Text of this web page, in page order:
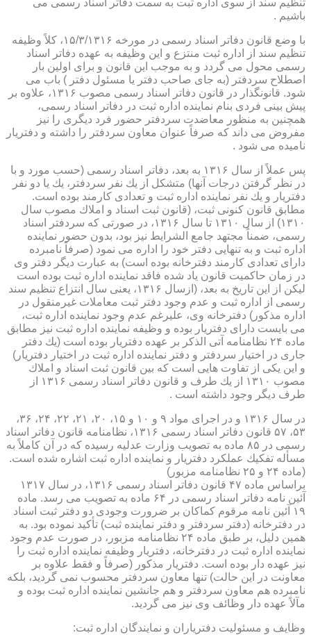
تنظیم سند از سوی اداره ثبت به سمت دفاتر اسناد رسمی می
باشیم .
با وضع قانون دفاتر اسناد رسمی در مورخه ۱۵/۳/۱۳۱۶، كلاً وظیفه
تنظیم سند از اداره ثبت منتزع و این وظیفه به عهده دفاتر اسناد
رسمی محول می گردد و به موجب این قانون و برای اولین بار
اصطلاح سردفتر (به جای صاحب دفتر یا مسئول دفتر ) باب می
شود. قانونگذار در قانون دفاتر اسناد رسمی مصوب ۱۳۱۶، علاوه بر
پیش بینی فردی بنام نماینده اداره ثبت در دفاتر اسناد رسمی،
همچنین به منظور معاضدت سردفتر حضور فرد دیگری را نیز
مفروض می داند كه صرفاً عنوان معاون سردفتر را داشته و دفتریار
نامیده می شود .
پس عملاً از سال ۱۳۱۶ به بعد، دفاتر اسناد رسمی (حسب مورد و با
در نظر گرفتن درجات آنها) متشكل از یك نفر سردفتر، یك یا دو نفر
دفتریار و یك نفر نماینده اداره ثبت و تعدادی كارمند بوده است.
مطابق قانون كنونی ثبت، (قانون ثبت اسناد و املاك مصوب سال
۱۳۱۰) از سال ۱۳۱۰ تا سال ۱۳۱۶، در صورتی كه سردفتر اسناد
رسمی، ضمناً مجتهد جامع الشرایط نیز بود، بدون حضور نماینده
اداره ثبت و به تنهایی دفتر خود را اداره می نمود (صرفاً نامبرده
دارای تعدادی كارمند دفترخانه بوده است) به عبارت دیگر دفتر وی
در زمان حاكمیت قانون یاد شده فاقد نماینده اداره ثبت بوده است
لیكن از این تاریخ به بعد، (ازسال ۱۳۱۶، یعنی سال انتزاع تنظیم سند
رسمی از اداره ثبت و عدم وجود دفتر ثبت معاملات غیرمنقول در
اداره مذكور) دفترخانه وی، علیرغم عدم وجود نماینده اداره ثبت،
می بایست دارای دفتریار بوده و وظیفه نماینده اداره ثبت نیز مطابق
ماده ۲۴ نظامنامه آتی الذكر بر عهده دفتریار بوده است (یك دفتر
جاری در اختیار سردفتر و دفتر نماینده اداره ثبت در اختیار دفتریار)
و این یكی از تفاوت هایی است كه بین قانون ثبت اسناد و املاك
مصوب ۱۳۱۰ از یك طرف و قانون دفاتر اسناد رسمی ۱۳۱۶ از
طرف دیگر وجود داشته است .
در سال ۱۳۱۶ و در اجرای مواد ۹ و ۱۰ و ۱۵، ۲۰، ۲۱، ۲۲، ۲۴، ۳۶،
۵۳، ۵۷ قانون دفاتر اسناد رسمی ۱۳۱۶، نظامنامه قانون دفاتر اسناد
رسمی در ۸۵ ماده به تصویب وزارت عدلیه رسیده كه در آن كاملاً به
مسأله تفكیك عملكرد دفتریار و نماینده اداره ثبت اشاره شده است.
(ماده ۲۴ و ۲۵ نظامنامه مزبور)
براساس ماده ۴۷ قانون دفاتر اسناد رسمی ۱۳۱۶، در سال ۱۳۱۷
آئین نامه دفاتر اسناد رسمی در ۶۴ ماده به تصویب می رسد. ماده
۱۹ آئین نامه مرقوم كماكان بر ضرورت وجودی دو دفتر ثبت اسناد
در دفترخانه (دفتر سردفتر و دفتر نماینده ثبت) تأكید نموده بود. به
همین دلیل، بر طبق ماده ۲۴ نظامنامه مزبور، در صورت عدم وجود
نماینده اداره ثبت در دفترخانه، دفتریار وظیفه نماینده اداره ثبت را
نیز عهده دار بوده است. دفتریار مذكور (صرفاً و فقط علاوه بر
معاونت در این حالت) تنها معاون سردفتر محسوب نمی گردید، بلكه
نامبرده هم معاون سردفتر و هم جانشین نماینده اداره ثبت بوده و
مآلاً عهده دار وظائف وی نیز می گردید.
وظایف و مسئولیت دفتریاران و نمایندگان اداره ثبت: